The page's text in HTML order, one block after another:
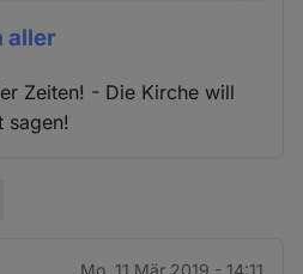
aller
Zeiten! - Die Kirche will
sagen!